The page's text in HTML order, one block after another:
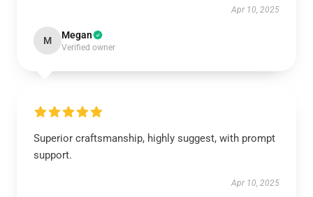
Apr 10, 2025
M Megan
Verified owner
Superior craftsmanship, highly suggest, with prompt
support.
Apr 10, 2025